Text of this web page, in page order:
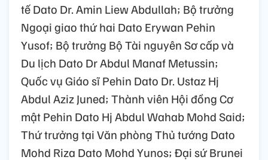
tế Dato Dr. Amin Liew Abdullah; Bộ trưởng
Ngoại giao thứ hai Dato Erywan Pehin
Yusof; Bộ trưởng Bộ Tài nguyên Sơ cấp và
Du lịch Dato Dr Abdul Manaf Metussin;
Quốc vụ Giáo sĩ Pehin Dato Dr. Ustaz Hj
Abdul Aziz Juned; Thành viên Hội đồng Cơ
mật Pehin Dato Hj Abdul Wahab Mohd Said;
Thứ trưởng tại Văn phòng Thủ tướng Dato
Mohd Riza Dato Mohd Yunos; Đại sứ Brunei